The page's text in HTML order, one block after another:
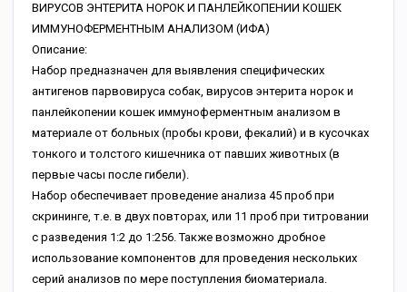
ВИРУСОВ ЭНТЕРИТА НОРОК И ПАНЛЕЙКОПЕНИИ КОШЕК
ИММУНОФЕРМЕНТНЫМ АНАЛИЗОМ (ИФА)
Описание:
Набор предназначен для выявления специфических
антигенов парвовируса собак, вирусов энтерита норок и
панлейкопении кошек иммуноферментным анализом в
материале от больных (пробы крови, фекалий) и в кусочках
тонкого и толстого кишечника от павших животных (в
первые часы после гибели).
Набор обеспечивает проведение анализа 45 проб при
скрининге, т.е. в двух повторах, или 11 проб при титровании
с разведения 1:2 до 1:256. Также возможно дробное
использование компонентов для проведения нескольких
серий анализов по мере поступления биоматериала.